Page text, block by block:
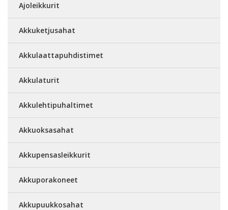
Ajoleikkurit
Akkuketjusahat
Akkulaattapuhdistimet
Akkulaturit
Akkulehtipuhaltimet
Akkuoksasahat
Akkupensasleikkurit
Akkuporakoneet
Akkupuukkosahat